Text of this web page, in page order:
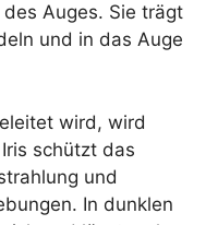
Auges. Sie trägt
und in das Auge
wird, wird
schützt das
und
In dunklen